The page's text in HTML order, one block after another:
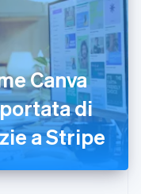
Canva
di
a Stripe